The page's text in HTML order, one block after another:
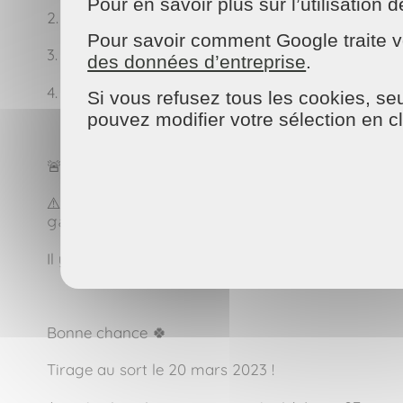
2. 𝙻𝚒𝚔𝚎 𝚕𝚎 𝚙𝚘𝚜𝚝 𝚜𝚞𝚛 𝚗𝚘𝚝𝚛𝚎 𝚙𝚊𝚐𝚎
3. 𝘛𝘢𝘨𝘶𝘦 3 𝘢𝘮𝘪𝘴 ! (𝘔𝘦𝘯𝘵𝘪𝘰𝘯𝘯𝘦 𝘱𝘭𝘶𝘴𝘪𝘦𝘶𝘳𝘴 𝘢𝘮𝘪𝘴
4. 𝘗𝘢𝘳𝘵𝘢𝘨𝘦 𝘤𝘦 𝘱𝘰𝘴𝘵 𝘥𝘢𝘯𝘴 𝘵𝘢 𝘴𝘵𝘰𝘳𝘺. 𝘕’𝘰𝘶𝘣𝘭𝘪𝘦
🚨 𝙼𝚎𝚛𝚌𝚒 𝚍𝚎 𝚋𝚒𝚎𝚗 𝚟𝚘𝚞𝚕𝚘𝚒𝚛 𝚛𝚎𝚜𝚙𝚎𝚌𝚝𝚎𝚛
⚠️ 𝙰𝚝𝚝𝚎𝚗𝚝𝚒𝚘𝚗 𝚊𝚞𝚡 𝚏𝚊𝚞𝚡 𝚌𝚘𝚖𝚙𝚝𝚎𝚜 𝚊𝚞 𝚗𝚘𝚖
𝚐𝚊𝚐𝚗𝚊𝚗𝚝(𝚎) 𝚊𝚟𝚎𝚌 𝚌𝚎 𝚌𝚘𝚖𝚙𝚝𝚎
Il y aura 1 seul ou 1 seule gagnant(e) ! ➡️ 1
Bonne chance 🍀
Tirage au sort le 20 mars 2023 !
Pour savoir comment Google traite
des données d’entreprise.
Si vous refusez tous les cookies,
pouvez modifier votre sélection en